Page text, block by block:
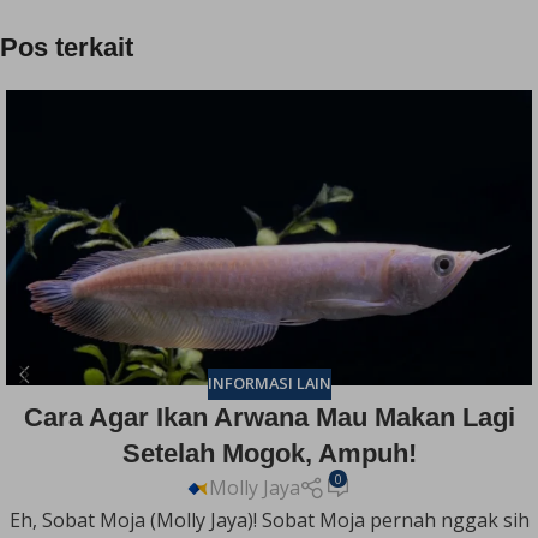
Pos terkait
INFORMASI LAIN
Cara Agar Ikan Arwana Mau Makan Lagi
Setelah Mogok, Ampuh!
Molly Jaya 0
Eh, Sobat Moja (Molly Jaya)! Sobat Moja pernah nggak sih